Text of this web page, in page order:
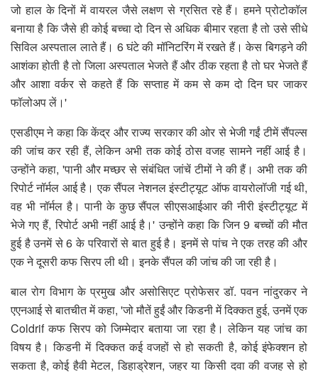
जो हाल के दिनों में वायरल जैसे लक्षण से ग्रसित रहे हैं। हमने प्रोटोकॉल
बनाया है कि जैसे ही कोई बच्चा दो दिन से अधिक बीमार रहता है तो उसे सीधे
सिविल अस्पताल लाते हैं। 6 घंटे की मॉनिटरिंग में रखते हैं। केस बिगड़ने की
आशंका होती है तो जिला अस्पताल भेजते हैं और ठीक रहता है तो घर भेजते हैं
और आशा वर्कर से कहते हैं कि सप्ताह में कम से कम दो दिन घर जाकर
फॉलोअप लें।'
एसडीएम ने कहा कि केंद्र और राज्य सरकार की ओर से भेजी गईं टीमें सैंपल्स
की जांच कर रही हैं, लेकिन अभी तक कोई ठोस वजह सामने नहीं आई है।
उन्होंने कहा, 'पानी और मच्छर से संबंधित जांचें टीमों ने की हैं। अभी तक की
रिपोर्ट नॉर्मल आई है। एक सैंपल नेशनल इंस्टीट्यूट ऑफ वायरोलॉजी गई थी,
वह भी नॉर्मल है। पानी के कुछ सैंपल सीएसआईआर की नीरी इंस्टीट्यूट में
भेजे गए हैं, रिपोर्ट अभी नहीं आई है।' उन्होंने कहा कि जिन 9 बच्चों की मौत
हुई है उनमें से 6 के परिवारों से बात हुई है। इनमें से पांच ने एक तरह की और
एक ने दूसरी कफ सिरप ली थी। इनके सैंपल की जांच की जा रही है।
बाल रोग विभाग के प्रमुख और असोसिएट प्रोफेसर डॉ. पवन नांदुरकर ने
एएनआई से बातचीत में कहा, 'जो मौतें हुईं और किडनी में दिक्कत हुई, उनमें एक
Coldrif कफ सिरप को जिम्मेदार बताया जा रहा है। लेकिन यह जांच का
विषय है। किडनी में दिक्कत कई वजहों से हो सकती है, कोई इंफेक्शन हो
सकता है, कोई हैवी मेटल, डिहाड्रेशन, जहर या किसी दवा की वजह से हो